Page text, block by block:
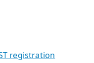
registration